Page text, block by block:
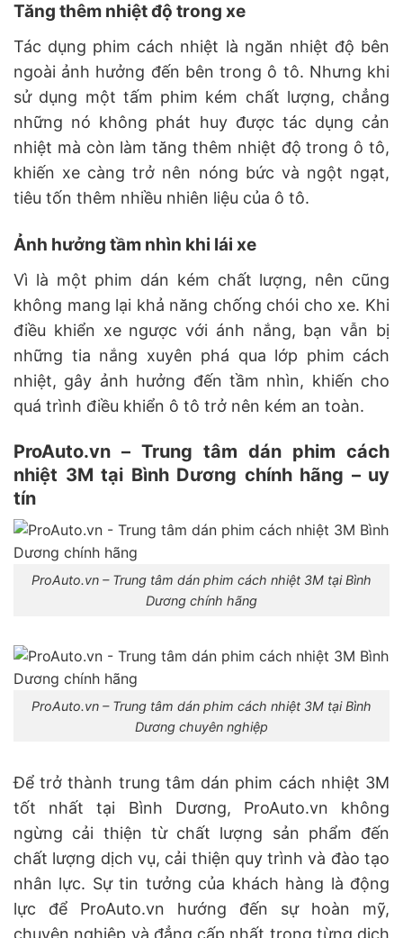
Tăng thêm nhiệt độ trong xe
Tác dụng phim cách nhiệt là ngăn nhiệt độ bên
ngoài ảnh hưởng đến bên trong ô tô. Nhưng khi
sử dụng một tấm phim kém chất lượng, chẳng
những nó không phát huy được tác dụng cản
nhiệt mà còn làm tăng thêm nhiệt độ trong ô tô,
khiến xe càng trở nên nóng bức và ngột ngạt,
tiêu tốn thêm nhiều nhiên liệu của ô tô.
Ảnh hưởng tầm nhìn khi lái xe
Vì là một phim dán kém chất lượng, nên cũng
không mang lại khả năng chống chói cho xe. Khi
điều khiển xe ngược với ánh nắng, bạn vẫn bị
những tia nắng xuyên phá qua lớp phim cách
nhiệt, gây ảnh hưởng đến tầm nhìn, khiến cho
quá trình điều khiển ô tô trở nên kém an toàn.
ProAuto.vn – Trung tâm dán phim cách
nhiệt 3M tại Bình Dương chính hãng – uy
tín
ProAuto.vn – Trung tâm dán phim cách nhiệt 3M tại Bình
Dương chính hãng
ProAuto.vn – Trung tâm dán phim cách nhiệt 3M tại Bình
Dương chuyên nghiệp
Để trở thành trung tâm dán phim cách nhiệt 3M
tốt nhất tại Bình Dương, ProAuto.vn không
ngừng cải thiện từ chất lượng sản phẩm đến
chất lượng dịch vụ, cải thiện quy trình và đào tạo
nhân lực. Sự tin tưởng của khách hàng là động
lực để ProAuto.vn hướng đến sự hoàn mỹ,
chuyên nghiệp và đẳng cấp nhất trong từng dịch